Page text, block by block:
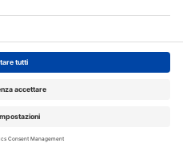
al semestre aperto:
Eventi